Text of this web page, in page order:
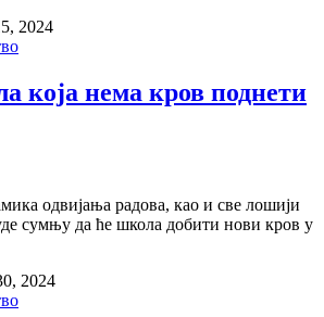
2024
која нема кров поднети
одвијања радова, као и све лошији
сумњу да ће школа добити нови кров у
2024